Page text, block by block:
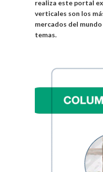
realiza este portal
verticales son los
mercados del
temas.